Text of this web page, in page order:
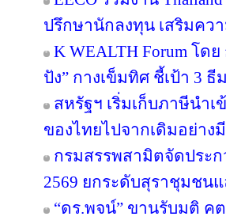
ปรึกษานักลงทุน เสริมคว
K WEALTH Forum โด
ปัง” กางเข็มทิศ ชี้เป้า 3
สหรัฐฯ เริ่มเก็บภาษีนำเ
ของไทยไปจากเดิมอย่าง
กรมสรรพสามิตจัดประก
2569 ยกระดับสุราชุมชน
“ดร.พจน์” ขานรับมติ ค